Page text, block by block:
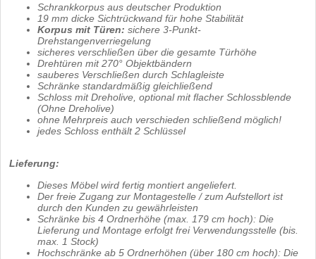
Schrankkorpus aus deutscher Produktion
19 mm dicke Sichtrückwand für hohe Stabilität
Korpus mit Türen: sichere 3-Punkt-
Drehstangenverriegelung
sicheres verschließen über die gesamte Türhöhe
Drehtüren mit 270° Objektbändern
sauberes Verschließen durch Schlagleiste
Schränke standardmäßig gleichließend
Schloss mit Dreholive, optional mit flacher Schlossblende
(Ohne Dreholive)
ohne Mehrpreis auch verschieden schließend möglich!
jedes Schloss enthält 2 Schlüssel
Lieferung:
Dieses Möbel wird fertig montiert angeliefert.
Der freie Zugang zur Montagestelle / zum Aufstellort ist
durch den Kunden zu gewährleisten
Schränke bis 4 Ordnerhöhe (max. 179 cm hoch): Die
Lieferung und Montage erfolgt frei Verwendungsstelle (bis.
max. 1 Stock)
Hochschränke ab 5 Ordnerhöhen (über 180 cm hoch): Die